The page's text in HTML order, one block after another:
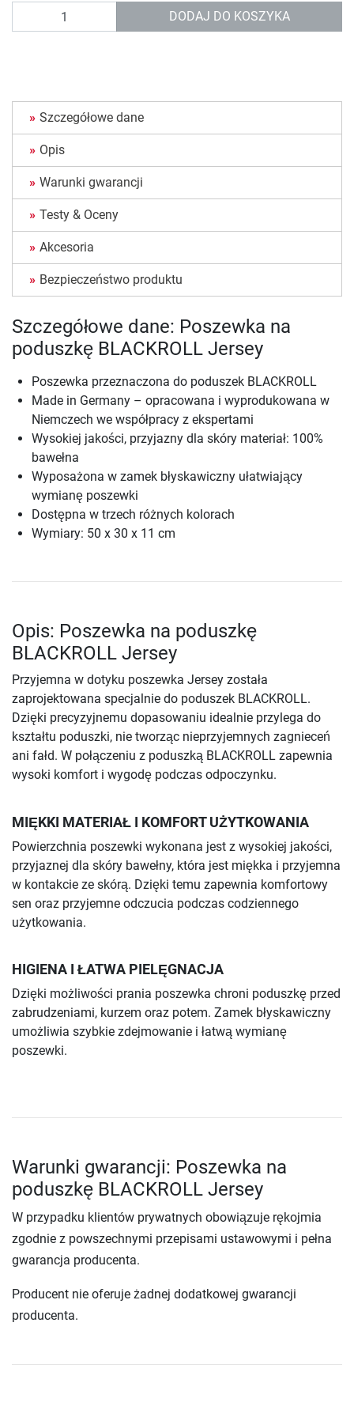
DODAJ DO KOSZYKA
Szczegółowe dane
Opis
Warunki gwarancji
Testy & Oceny
Akcesoria
Bezpieczeństwo produktu
Szczegółowe dane: Poszewka na
poduszkę BLACKROLL Jersey
Poszewka przeznaczona do poduszek BLACKROLL
Made in Germany – opracowana i wyprodukowana w
Niemczech we współpracy z ekspertami
Wysokiej jakości, przyjazny dla skóry materiał: 100%
bawełna
Wyposażona w zamek błyskawiczny ułatwiający
wymianę poszewki
Dostępna w trzech różnych kolorach
Wymiary: 50 x 30 x 11 cm
Opis: Poszewka na poduszkę
BLACKROLL Jersey
Przyjemna w dotyku poszewka Jersey została
zaprojektowana specjalnie do poduszek BLACKROLL.
Dzięki precyzyjnemu dopasowaniu idealnie przylega do
kształtu poduszki, nie tworząc nieprzyjemnych zagnieceń
ani fałd. W połączeniu z poduszką BLACKROLL zapewnia
wysoki komfort i wygodę podczas odpoczynku.
MIĘKKI MATERIAŁ I KOMFORT UŻYTKOWANIA
Powierzchnia poszewki wykonana jest z wysokiej jakości,
przyjaznej dla skóry bawełny, która jest miękka i przyjemna
w kontakcie ze skórą. Dzięki temu zapewnia komfortowy
sen oraz przyjemne odczucia podczas codziennego
użytkowania.
HIGIENA I ŁATWA PIELĘGNACJA
Dzięki możliwości prania poszewka chroni poduszkę przed
zabrudzeniami, kurzem oraz potem. Zamek błyskawiczny
umożliwia szybkie zdejmowanie i łatwą wymianę
poszewki.
Warunki gwarancji: Poszewka na
poduszkę BLACKROLL Jersey
W przypadku klientów prywatnych obowiązuje rękojmia
zgodnie z powszechnymi przepisami ustawowymi i pełna
gwarancja producenta.
Producent nie oferuje żadnej dodatkowej gwarancji
producenta.